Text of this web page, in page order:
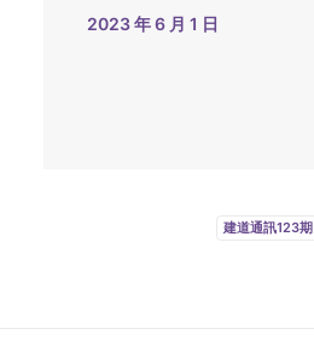
2023 年 6 月 1 日
建道通訊123期